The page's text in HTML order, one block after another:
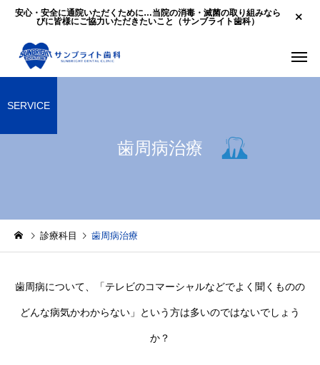
安心・安全に通院いただくために…当院の消毒・滅菌の取り組みなら
びに皆様にご協力いただきたいこと（サンブライト歯科）
予防歯科
歯周病治療
SERVICE
診療科目 歯周病治療
歯周病について、「テレビのコマーシャルなどでよく聞くものの
どんな病気かわからない」という方は多いのではないでしょう
か？